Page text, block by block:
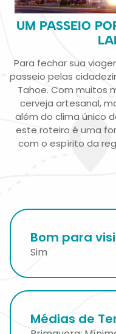
UM PASSEIO
Para fechar sua
passeio pelas
Tahoe. Com muitos
cerveja artesanal,
além do clima único
este roteiro é uma
com o espírito da
Bom para
Sim
Médias de